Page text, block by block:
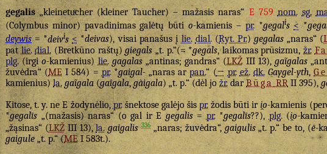
gegalis„kleinetuͤcher (kleiner Taucher) – mažasis naras“E 759 nom. sg.
(Colymbus minor) pavadinimas galėtų būtio-kamienis –pr.*gegalis <*
deywis= *deivis <*deivas), visai panašus įlie. dial.(Ryt. Pr.)gegalas „naras“ (
patlie. dial.(Bretkūno raštų)giegals„t. p.“(= *gegals, laikomas prūsizmu,žr.
plg.(irgio-kamienius)lie. gagalas„antinas; gandras“ (LKŽIII 13),gaĩgalas
žuvėdra“ (MEI 584) =pr.*gaigal-„naras arpan.“ (→ pr. ež. dk. Gaygel-yth,
kamienius)la. gaĩgala(gaîgala,gàigala) „t. p.“ (dėl jo žr.darBūgaRRII 395),
Kitose, t. y. ne E žodynėlio,pr.šnektose galėjo šispr. žodis būti ir i̯o-kamienis
*gegalīs„(mažasis) naras“ (o gal ir Egegalis=pr.*gegalīs??),plg.(i̯o-
„žąsinas“ (LKŽIII 13),la. gaigalis 336„naras; žuvėdra“,gaigulis„t. p.“ be to, (ē-
gaigule„t. p.“ (MEI 583t.).